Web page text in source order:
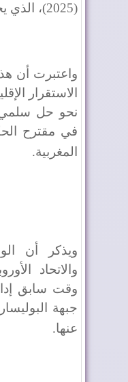
(2025)، الذي يجب احترامه
واعتبرت أن
الاستقرار
نحو حل
في مقترح
المغربية.
ويذكر أن
والاتحاد
وقت سابق
جبهة
عنها.